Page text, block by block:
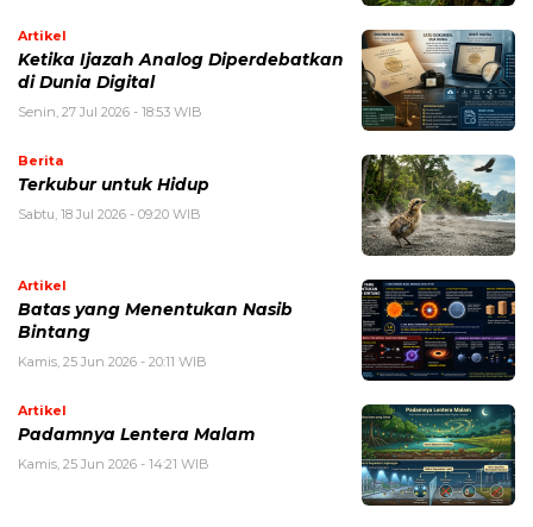
Artikel
Ketika Ijazah Analog Diperdebatkan
di Dunia Digital
Senin, 27 Jul 2026 - 18:53 WIB
Berita
Terkubur untuk Hidup
Sabtu, 18 Jul 2026 - 09:20 WIB
Artikel
Batas yang Menentukan Nasib
Bintang
Kamis, 25 Jun 2026 - 20:11 WIB
Artikel
Padamnya Lentera Malam
Kamis, 25 Jun 2026 - 14:21 WIB